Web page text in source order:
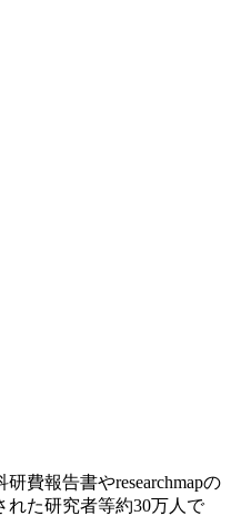
費報告書やresearchmapの
れた研究者等約30万人で